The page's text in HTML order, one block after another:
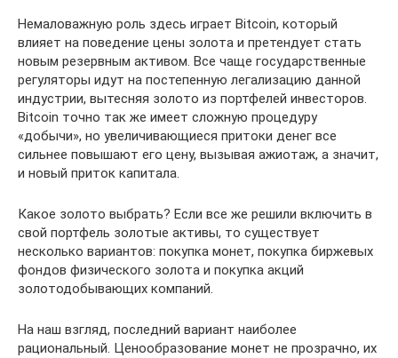
Немаловажную роль здесь играет Bitcoin, который
влияет на поведение цены золота и претендует стать
новым резервным активом. Все чаще государственные
регуляторы идут на постепенную легализацию данной
индустрии, вытесняя золото из портфелей инвесторов.
Bitcoin точно так же имеет сложную процедуру
«добычи», но увеличивающиеся притоки денег все
сильнее повышают его цену, вызывая ажиотаж, а значит,
и новый приток капитала.
Какое золото выбрать? Если все же решили включить в
свой портфель золотые активы, то существует
несколько вариантов: покупка монет, покупка биржевых
фондов физического золота и покупка акций
золотодобывающих компаний.
На наш взгляд, последний вариант наиболее
рациональный. Ценообразование монет не прозрачно, их